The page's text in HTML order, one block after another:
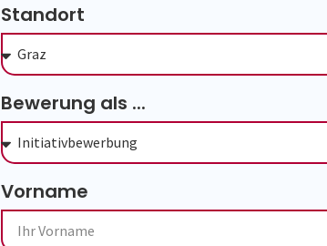
Standort
Bewerung als ...
Vorname